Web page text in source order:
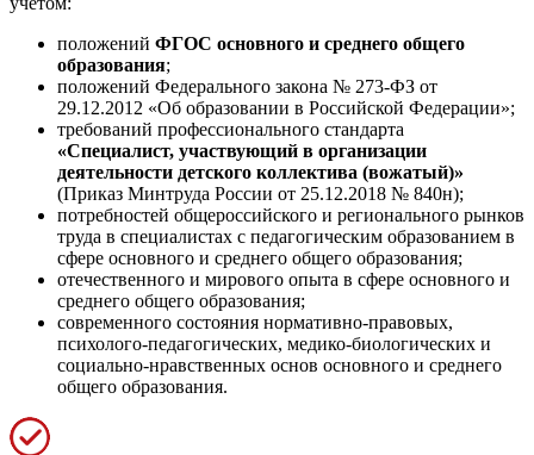
положений ФГОС основного и среднего общего
образования;
положений Федерального закона № 273-ФЗ от
29.12.2012 «Об образовании в Российской Федерации»;
требований профессионального стандарта
«Специалист, участвующий в организации
деятельности детского коллектива (вожатый)»
(Приказ Минтруда России от 25.12.2018 № 840н);
потребностей общероссийского и регионального рынков
труда в специалистах с педагогическим образованием в
сфере основного и среднего общего образования;
отечественного и мирового опыта в сфере основного и
среднего общего образования;
современного состояния нормативно-правовых,
психолого-педагогических, медико-биологических и
социально-нравственных основ основного и среднего
общего образования.